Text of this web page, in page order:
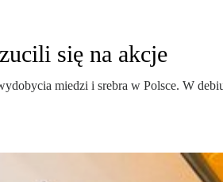
się na akcje
miedzi i srebra w Polsce. W